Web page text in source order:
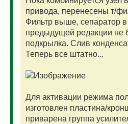
привода, перенесены т/
Фильтр выше, сепаратор в
предыдущей редакции не
подкрылка. Слив
Теперь все штатно...
Для активации режима
изготовлен пластина/
приварена группа